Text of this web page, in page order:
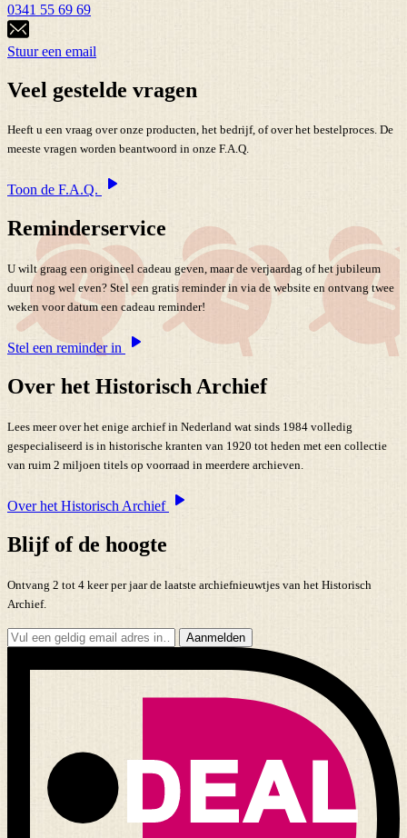
0341 55 69 69
Stuur een email
Veel gestelde vragen
Heeft u een vraag over onze producten, het bedrijf, of over het bestelproces. De
meeste vragen worden beantwoord in onze F.A.Q.
Toon de F.A.Q.
Reminderservice
U wilt graag een origineel cadeau geven, maar de verjaardag of het jubileum
duurt nog wel even? Stel een gratis reminder in via de website en ontvang twee
weken voor datum een cadeau reminder!
Stel een reminder in
Over het Historisch Archief
Lees meer over het enige archief in Nederland wat sinds 1984 volledig
gespecialiseerd is in historische kranten van 1920 tot heden met een collectie
van ruim 2 miljoen titels op voorraad in meerdere archieven.
Over het Historisch Archief
Blijf of de hoogte
Ontvang 2 tot 4 keer per jaar de laatste archiefnieuwtjes van het Historisch
Archief.
Aanmelden